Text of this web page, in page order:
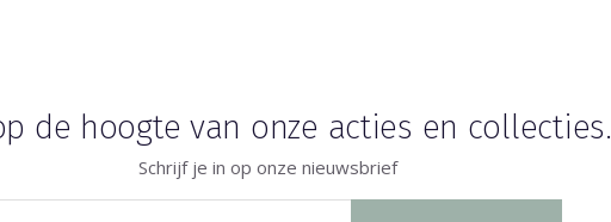
de hoogte van onze acties en collecties.
Schrijf je in op onze nieuwsbrief